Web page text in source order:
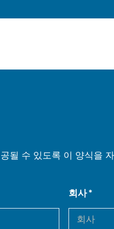
될 수 있도록 이 양식을
회사